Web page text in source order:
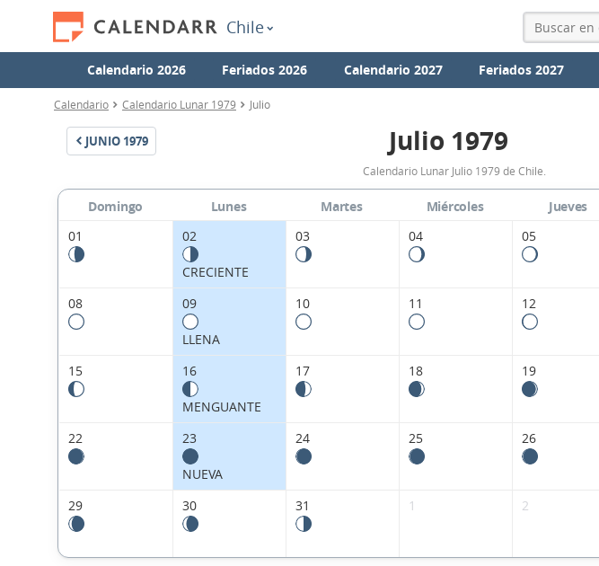
Chile
Calendario 2026 Feriados 2026 Calendario 2027 Feriados 2027
Calendario Calendario Lunar 1979 Julio
JUNIO 1979
Calendario
Lunar
Julio
Julio 1979
Calendario Lunar Julio 1979 de Chile.
Domingo Lunes Martes Miércoles Jueves
01
02
CRECIENTE
03 04 05
08 09
LLENA
10 11 12
15 16
MENGUANTE
17 18 19
22 23
NUEVA
24 25 26
29 30 31 1 2